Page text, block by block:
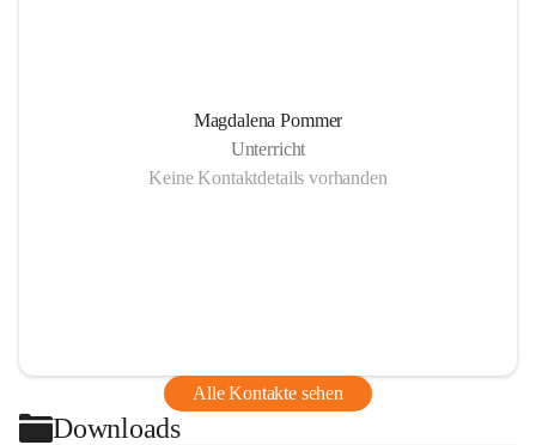
Magdalena Pommer
Unterricht
Keine Kontaktdetails vorhanden
Alle Kontakte sehen
Downloads